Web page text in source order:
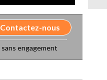
Contactez-nous
sans engagement